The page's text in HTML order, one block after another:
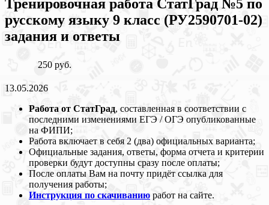
Тренировочная работа СтатГрад №5 по
русскому языку 9 класс (РУ2590701-02)
задания и ответы
250 руб.
13.05.2026
Работа от СтатГрад, составленная в соответствии с
последними изменениями ЕГЭ / ОГЭ опубликованные
на ФИПИ;
Работа включает в себя 2 (два) официальных варианта;
Официальные задания, ответы, форма отчета и критерии
проверки будут доступны сразу после оплаты;
После оплаты Вам на почту придёт ссылка для
получения работы;
Инструкция по скачиванию работ на сайте.